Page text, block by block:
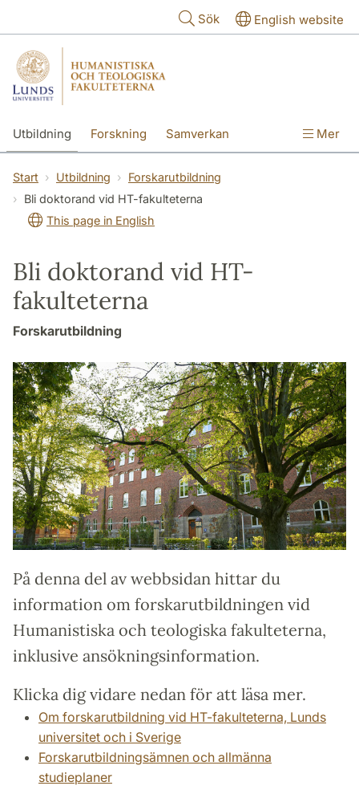
Sök English website
Utbildning Forskning Samverkan Mer
Start Utbildning
Forskarutbildning
Bli doktorand vid HT-fakulteterna
This page in English
Bli doktorand vid HT-
fakulteterna
Forskarutbildning
På denna del av webbsidan hittar du
information om forskarutbildningen vid
Humanistiska och teologiska fakulteterna,
inklusive ansökningsinformation.
Klicka dig vidare nedan för att läsa mer.
Om forskarutbildning vid HT-fakulteterna, Lunds
universitet och i Sverige
Forskarutbildningsämnen och allmänna
studieplaner